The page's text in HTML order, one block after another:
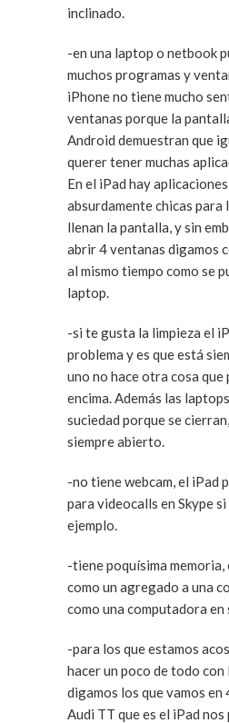
inclinado.
-en una laptop o netbook
muchos programas y ventanas
iPhone no tiene mucho
ventanas porque la
Android demuestran que
querer tener muchas
En el iPad hay
absurdamente chicas para
llenan la pantalla, y sin
abrir 4 ventanas digamos
al mismo tiempo como se
laptop.
-si te gusta la limpieza el
problema y es que está
uno no hace otra cosa que
encima. Además las
suciedad porque se
siempre abierto.
-no tiene webcam, el iPad
para videocalls en Skype
ejemplo.
-tiene poquísima memoria,
como un agregado a una
como una computadora en
-para los que estamos
hacer un poco de todo
digamos los que vamos en
Audi TT que es el iPad nos